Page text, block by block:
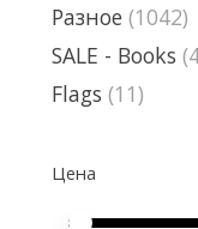
Разное (1042)
SALE - Books
Flags (11)
Цена